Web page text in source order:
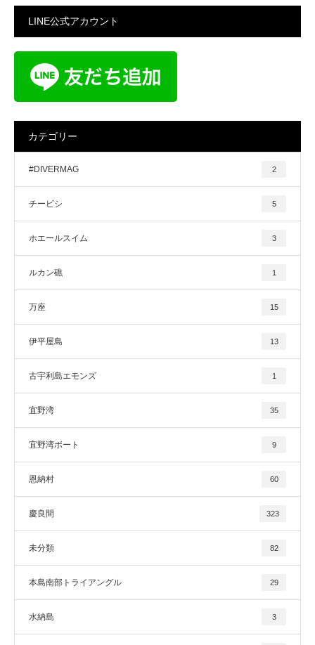
LINE公式アカウント
カテゴリー
#DIVERMAG 2
チービシ 5
ホエールスイム 3
ルカン礁 1
万座 15
伊平屋島 13
古宇利島エモンズ 1
宜野湾 35
宜野湾ボート 9
恩納村 60
慶良間 323
未分類 82
本島南部トライアングル 29
水納島 3